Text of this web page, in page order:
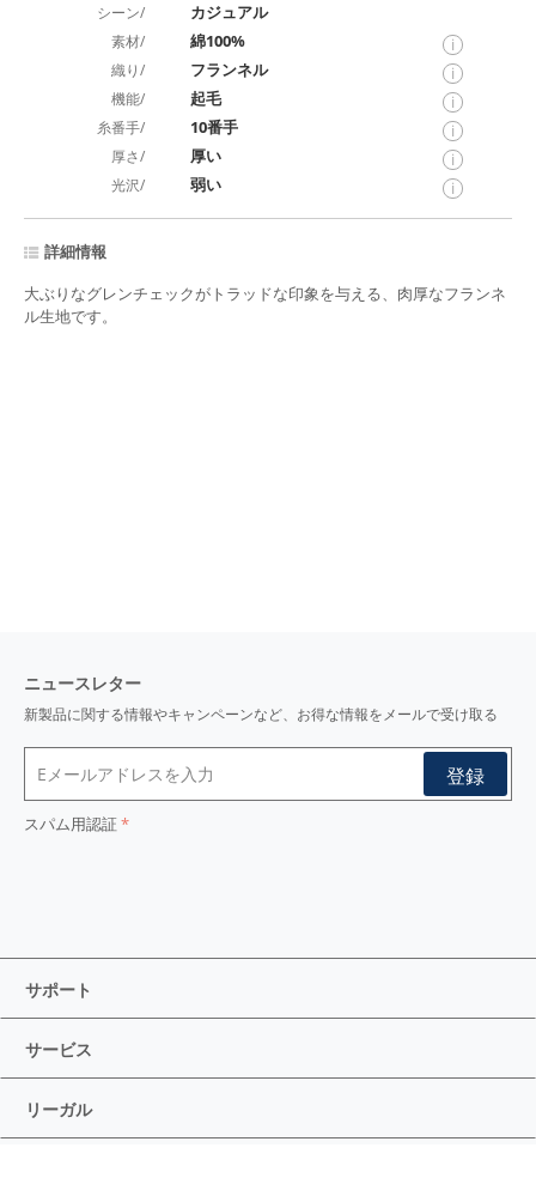
シーン/ カジュアル
素材/ 綿100% i
織り/ フランネル i
機能/ 起毛 i
糸番手/ 10番手 i
厚さ/ 厚い i
光沢/ 弱い i
詳細情報
大ぶりなグレンチェックがトラッドな印象を与える、肉厚なフランネ
ル生地です。
ニュースレター
新製品に関する情報やキャンペーンなど、お得な情報をメールで受け取る
スパム用認証
サポート
サービス
リーガル